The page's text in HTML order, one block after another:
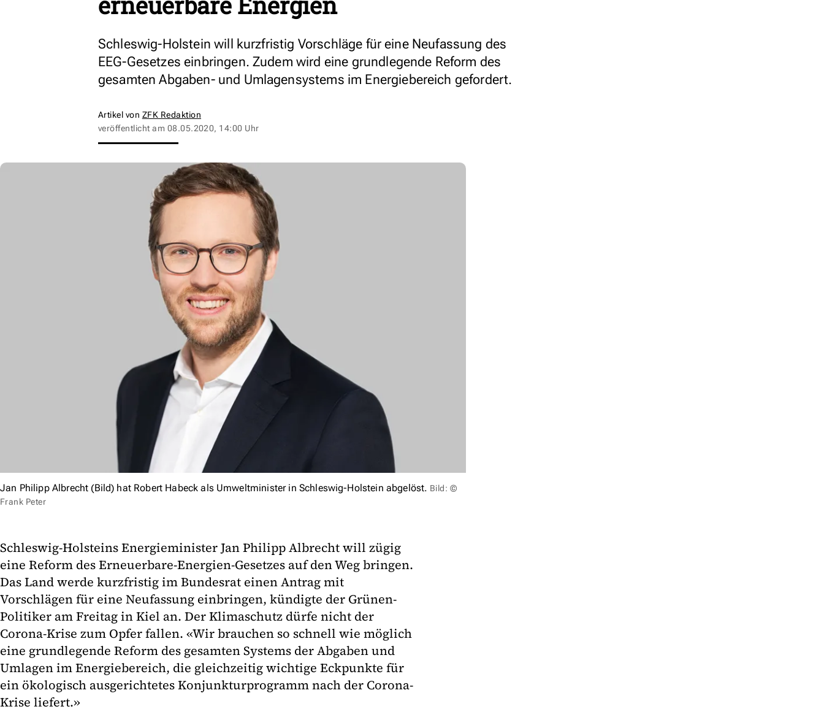
Schleswig-Holstein will kurzfristig Vorschläge für eine Neufassung des
EEG-Gesetzes einbringen. Zudem wird eine grundlegende Reform des
gesamten Abgaben- und Umlagensystems im Energiebereich gefordert.
Artikel von ZFK Redaktion
veröffentlicht am 08.05.2020, 14:00 Uhr
Jan Philipp Albrecht (Bild) hat Robert Habeck als Umweltminister in Schleswig-Holstein abgelöst. Bild: ©
Frank Peter
Schleswig-Holsteins Energieminister Jan Philipp Albrecht will zügig
eine Reform des Erneuerbare-Energien-Gesetzes auf den Weg bringen.
Das Land werde kurzfristig im Bundesrat einen Antrag mit
Vorschlägen für eine Neufassung einbringen, kündigte der Grünen-
Politiker am Freitag in Kiel an. Der Klimaschutz dürfe nicht der
Corona-Krise zum Opfer fallen. «Wir brauchen so schnell wie möglich
eine grundlegende Reform des gesamten Systems der Abgaben und
Umlagen im Energiebereich, die gleichzeitig wichtige Eckpunkte für
ein ökologisch ausgerichtetes Konjunkturprogramm nach der Corona-
Krise liefert.»